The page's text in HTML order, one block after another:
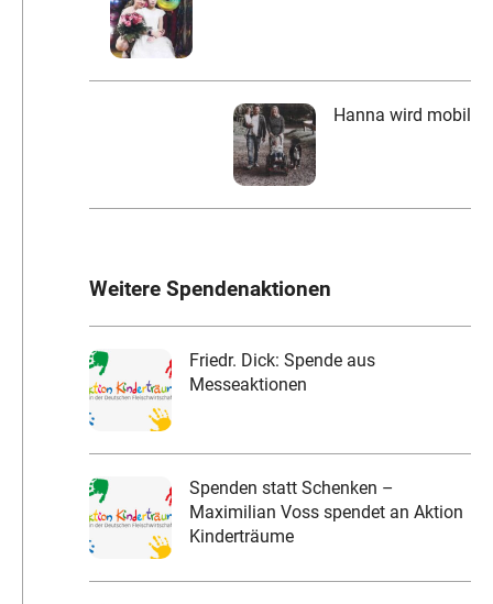
Hanna wird mobil
Weitere Spendenaktionen
Friedr. Dick: Spende aus
Messeaktionen
Spenden statt Schenken –
Maximilian Voss spendet an Aktion
Kinderträume